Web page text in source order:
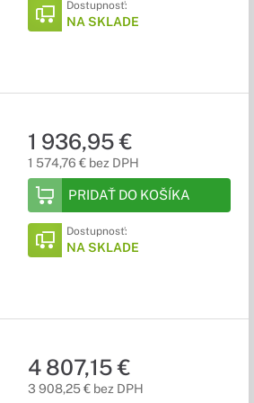
Dostupnosť:
NA SKLADE
1 936,95 €
1 574,76 € bez DPH
PRIDAŤ DO KOŠÍKA
Dostupnosť:
NA SKLADE
4 807,15 €
3 908,25 € bez DPH